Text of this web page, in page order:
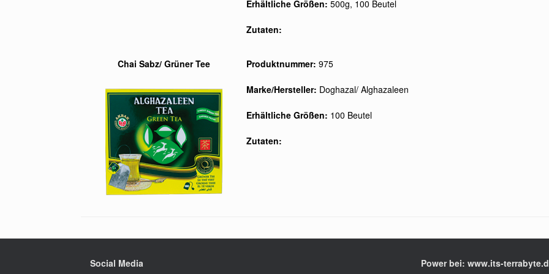
Erhältliche Größen: 500g, 100 Beutel
Zutaten:
Chai Sabz/ Grüner Tee Produktnummer: 975
Marke/Hersteller: Doghazal/ Alghazaleen
Erhältliche Größen: 100 Beutel
Zutaten:
Social Media Power bei: www.its-